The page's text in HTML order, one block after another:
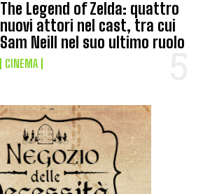
The Legend of Zelda: quattro
nuovi attori nel cast, tra cui
Sam Neill nel suo ultimo ruolo
CINEMA